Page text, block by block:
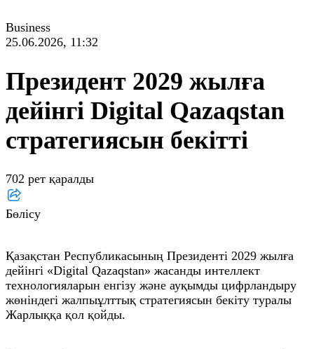
Business
25.06.2026, 11:32
Президент 2029 жылға
дейінгі Digital Qazaqstan
стратегиясын бекітті
702 рет қаралды
Бөлісу
Қазақстан Республикасының Президенті 2029 жылға
дейінгі «Digital Qazaqstan» жасанды интеллект
технологияларын енгізу және ауқымды цифрландыру
жөніндегі жалпыұлттық стратегиясын бекіту туралы
Жарлыққа қол қойды.